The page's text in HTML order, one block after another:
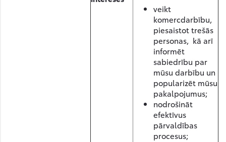
veikt
komercdarbību,
piesaistot trešās
personas, kā arī
informēt
sabiedrību par
mūsu darbību un
popularizēt mūsu
pakalpojumus;
nodrošināt
efektīvus
pārvaldības
procesus;